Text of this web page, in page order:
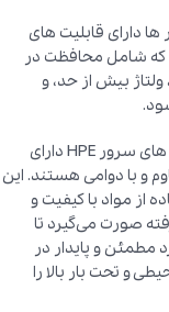
ها دارای قابلیت های
که شامل محافظت در
ولتاژ بیش از حد، و
علاوه بر این، پاور های سرور HPE دارای
و با دوامی هستند. این
از مواد با کیفیت و
صورت می‌گیرد تا
مطمئن و پایدار در
و تحت بار بالا را